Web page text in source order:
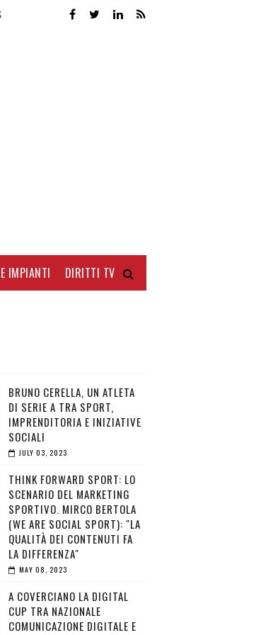
IMPIANTI DIRITTI TV
BRUNO CERELLA, UN ATLETA
DI SERIE A TRA SPORT,
IMPRENDITORIA E INIZIATIVE
SOCIALI
JULY 03, 2023
THINK FORWARD SPORT: LO
SCENARIO DEL MARKETING
SPORTIVO. MIRCO BERTOLA
(WE ARE SOCIAL SPORT): "LA
QUALITÀ DEI CONTENUTI FA
LA DIFFERENZA"
MAY 08, 2023
A COVERCIANO LA DIGITAL
CUP TRA NAZIONALE
COMUNICAZIONE DIGITALE E